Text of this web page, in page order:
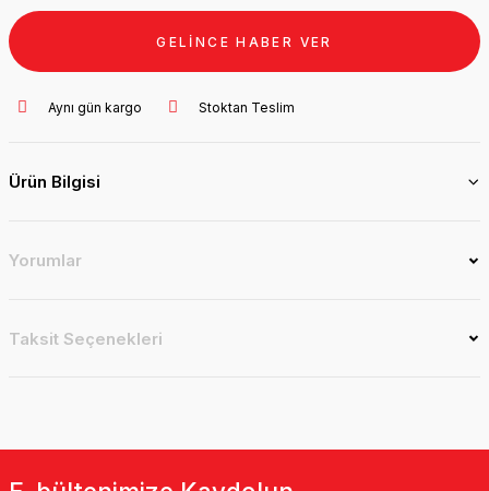
GELİNCE HABER VER
Aynı gün kargo Stoktan Teslim
Ürün Bilgisi
Yorumlar
Taksit Seçenekleri